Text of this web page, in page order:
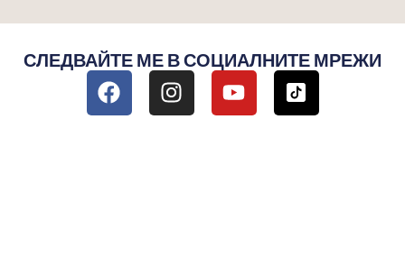
СЛЕДВАЙТЕ МЕ В СОЦИАЛНИТЕ МРЕЖИ